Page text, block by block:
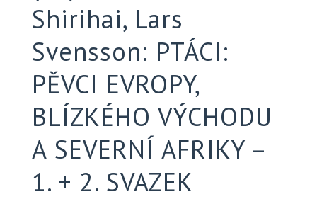
Shirihai, Lars
Svensson: PTÁCI:
PĚVCI EVROPY,
BLÍZKÉHO VÝCHODU
A SEVERNÍ AFRIKY –
1. + 2. SVAZEK